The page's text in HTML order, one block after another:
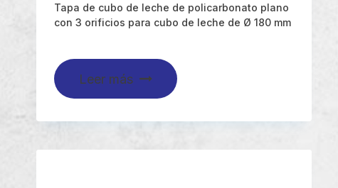
Tapa de cubo de leche de policarbonato plano
con 3 orificios para cubo de leche de Ø 180 mm
Leer más